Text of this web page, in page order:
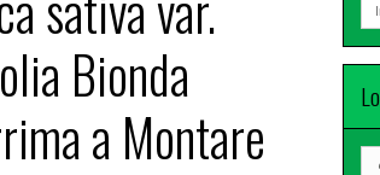
Bionda
a Montare